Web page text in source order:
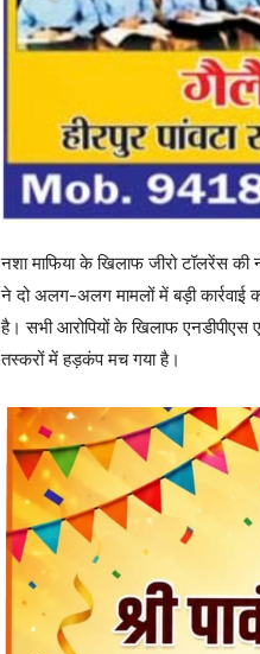
नशा माफिया के खिलाफ जीरो टॉलरेंस की
ने दो अलग-अलग मामलों में बड़ी कार्रवाई
है। सभी आरोपियों के खिलाफ एनडीपीएस
तस्करों में हड़कंप मच गया है।